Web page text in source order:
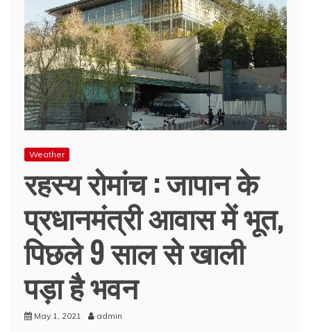
Weather
रहस्य रोमांच : जापान के
प्रधानमंत्री आवास में भूत,
पिछले 9 साल से खाली
पड़ा है भवन
May 1, 2021 admin